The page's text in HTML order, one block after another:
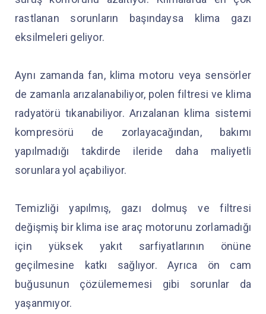
rastlanan sorunların başındaysa klima gazı
eksilmeleri geliyor.
Aynı zamanda fan, klima motoru veya sensörler
de zamanla arızalanabiliyor, polen filtresi ve klima
radyatörü tıkanabiliyor. Arızalanan klima sistemi
kompresörü de zorlayacağından, bakımı
yapılmadığı takdirde ileride daha maliyetli
sorunlara yol açabiliyor.
Temizliği yapılmış, gazı dolmuş ve filtresi
değişmiş bir klima ise araç motorunu zorlamadığı
için yüksek yakıt sarfiyatlarının önüne
geçilmesine katkı sağlıyor. Ayrıca ön cam
buğusunun çözülememesi gibi sorunlar da
yaşanmıyor.